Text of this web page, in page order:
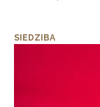
SIEDZIBA